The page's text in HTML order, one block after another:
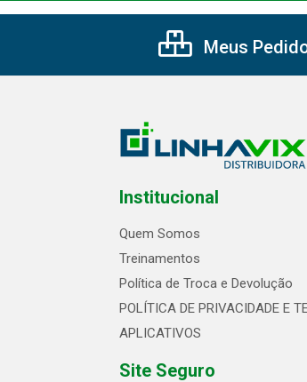
Meus
Institucional
Quem Somos
Treinamentos
Política de Troca e Devolução
POLÍTICA DE PRIVACIDADE E
APLICATIVOS
Site Seguro